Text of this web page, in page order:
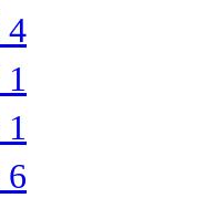
4
1
1
6